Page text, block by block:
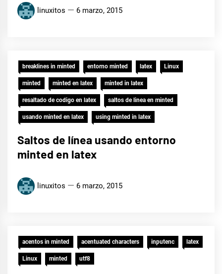
linuxitos 6 marzo, 2015
breaklines in minted entorno minted latex Linux
minted minted en latex minted in latex
resaltado de codigo en latex saltos de linea en minted
usando minted en latex using minted in latex
Saltos de línea usando entorno
minted en latex
linuxitos 6 marzo, 2015
acentos in minted acentuated characters inputenc latex
Linux minted utf8